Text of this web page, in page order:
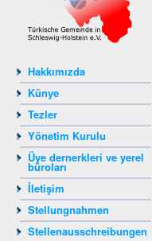
Hakkımızda
Künye
Tezler
Yönetim Kurulu
Üye dernerkleri ve yerel
büroları
İletişim
Stellungnahmen
Stellenausschreibungen